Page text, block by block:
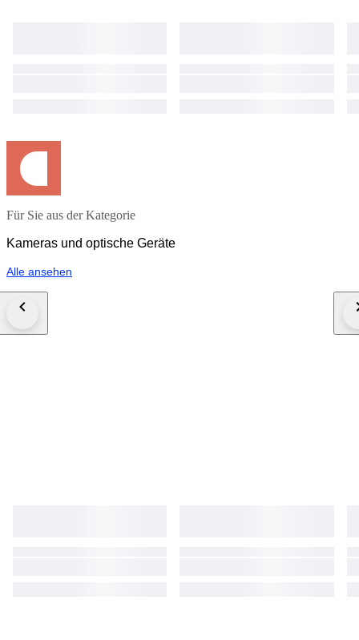
Für Sie aus der Kategorie
Kameras und optische Geräte
Alle ansehen